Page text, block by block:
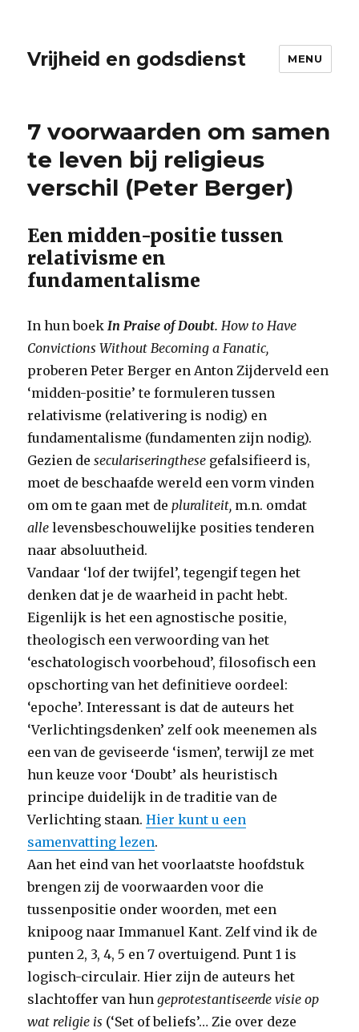
Vrijheid en godsdienst MENU
7 voorwaarden om samen
te leven bij religieus
verschil (Peter Berger)
Een midden-positie tussen
relativisme en
fundamentalisme
In hun boekIn Praise of Doubt. How to Have
Convictions Without Becoming a Fanatic,
proberen Peter Berger en Anton Zijderveld een
‘midden-positie’ te formuleren tussen
relativisme (relativering is nodig) en
fundamentalisme (fundamenten zijn nodig).
Gezien deseculariseringthese gefalsifieerd is,
moet de beschaafde wereld een vorm vinden
om om te gaan met depluraliteit, m.n. omdat
alle levensbeschouwelijke posities tenderen
naar absoluutheid.
Vandaar ‘lof der twijfel’, tegengif tegen het
denken dat je de waarheid in pacht hebt.
Eigenlijk is het een agnostische positie,
theologisch een verwoording van het
‘eschatologisch voorbehoud’, filosofisch een
opschorting van het definitieve oordeel:
‘epoche’. Interessant is dat de auteurs het
‘Verlichtingsdenken’ zelf ook meenemen als
een van de geviseerde ‘ismen’, terwijl ze met
hun keuze voor ‘Doubt’ als heuristisch
principe duidelijk in de traditie van de
Verlichting staan.Hier kunt u een
samenvatting lezen.
Aan het eind van het voorlaatste hoofdstuk
brengen zij de voorwaarden voor die
tussenpositie onder woorden, met een
knipoog naar Immanuel Kant. Zelf vind ik de
punten 2, 3, 4, 5 en 7 overtuigend. Punt 1 is
logisch-circulair. Hier zijn de auteurs het
slachtoffer van hungeprotestantiseerde visie op
wat religie is (‘Set of beliefs’… Zie over deze